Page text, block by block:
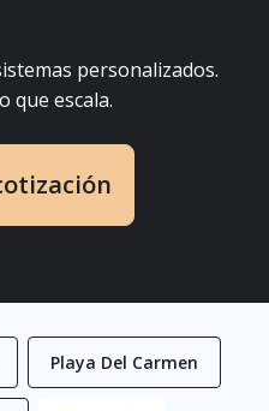
personalizados.
que escala.
Playa Del Carmen